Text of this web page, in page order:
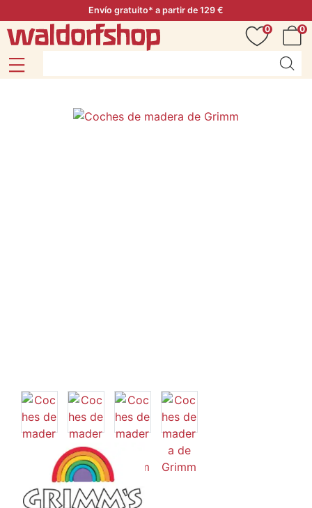
Envío gratuito* a partir de 129 €
0
0